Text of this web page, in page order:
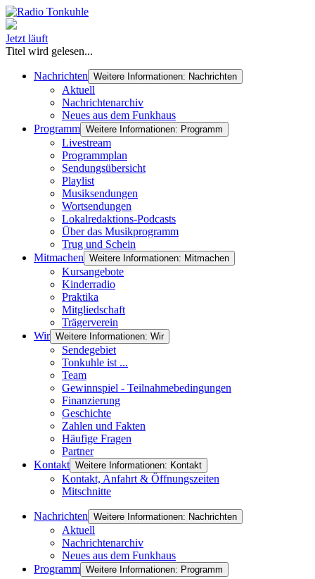
Jetzt läuft
Titel wird gelesen...
Nachrichten Weitere Informationen: Nachrichten
Aktuell
Nachrichtenarchiv
Neues aus dem Funkhaus
Programm Weitere Informationen: Programm
Livestream
Programmplan
Sendungsübersicht
Playlist
Musiksendungen
Wortsendungen
Lokalredaktions-Podcasts
Über das Musikprogramm
Trug und Schein
Mitmachen Weitere Informationen: Mitmachen
Kursangebote
Kinderradio
Praktika
Mitgliedschaft
Trägerverein
Wir Weitere Informationen: Wir
Sendegebiet
Tonkuhle ist ...
Team
Gewinnspiel - Teilnahmebedingungen
Finanzierung
Geschichte
Zahlen und Fakten
Häufige Fragen
Partner
Kontakt Weitere Informationen: Kontakt
Kontakt, Anfahrt & Öffnungszeiten
Mitschnitte
Nachrichten Weitere Informationen: Nachrichten
Aktuell
Nachrichtenarchiv
Neues aus dem Funkhaus
Programm Weitere Informationen: Programm